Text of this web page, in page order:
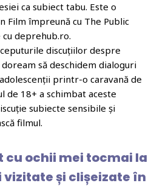
ca subiect tabu. Este o
Film împreună cu The Public
deprehub.ro.
discuțiilor despre
să deschidem dialoguri
printr-o caravană de
de 18+ a schimbat aceste
subiecte sensibile și
filmul.
cu ochii mei tocmai la
vizitate și clișeizate în